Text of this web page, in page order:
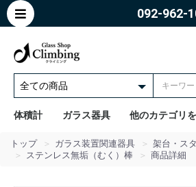
092-962-
体積計 ガラス器具 他のカテゴリ
トップ ガラス装置関連器具
架台・ス
ステンレス無垢（むく）棒
商品詳細